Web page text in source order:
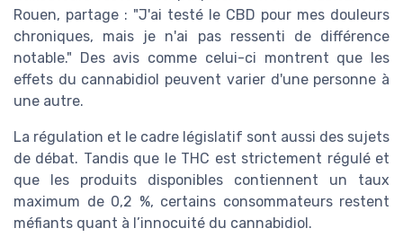
Rouen, partage : "J'ai testé le CBD pour mes douleurs
chroniques, mais je n'ai pas ressenti de différence
notable." Des avis comme celui-ci montrent que les
effets du cannabidiol peuvent varier d'une personne à
une autre.
La régulation et le cadre législatif sont aussi des sujets
de débat. Tandis que le THC est strictement régulé et
que les produits disponibles contiennent un taux
maximum de 0,2 %, certains consommateurs restent
méfiants quant à l’innocuité du cannabidiol.